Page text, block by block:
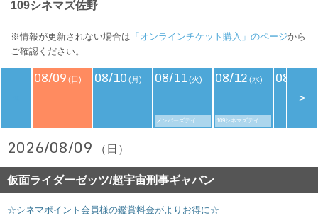
109シネマズ佐野
※情報が更新されない場合は 「オンラインチケット購入」のページから
ご確認ください。
08/09 (日) 08/10 (月) 08/11(火)
メンバーズデイ
08/12 (水)
109シネマズデイ
08/13
>
2026/08/09 （日）
仮面ライダーゼッツ/超宇宙刑事ギャバン
☆シネマポイント会員様の鑑賞料金がよりお得に☆